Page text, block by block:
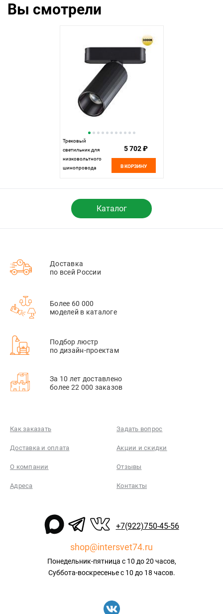
Вы смотрели
Трековый
светильник для
низковольтного
шинопровода
черный, 359258
5 702 ₽
В КОРЗИНУ
Каталог
Доставка
по всей России
Более 60 000
моделей в каталоге
Подбор люстр
по дизайн-проектам
За 10 лет доставлено
более 22 000 заказов
Как заказать Задать вопрос
Доставка и оплата Акции и скидки
О компании Отзывы
Адреса Контакты
+7(922)750-45-56
shop@intersvet74.ru
Понедельник-пятница с 10 до 20 часов,
Суббота-воскресенье с 10 до 18 часов.